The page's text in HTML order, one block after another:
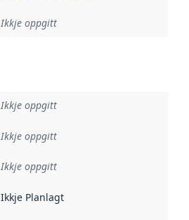
Ikkje oppgitt
Ikkje oppgitt
:
Ikkje oppgitt
Ikkje oppgitt
:
Ikkje Planlagt